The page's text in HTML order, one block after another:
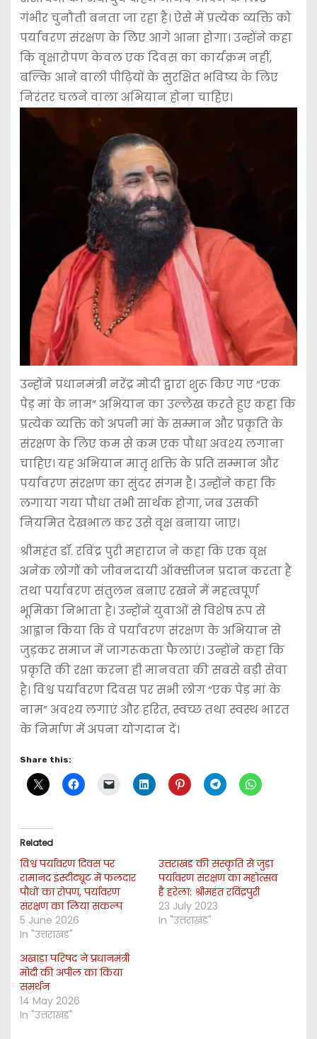
गंभीर चुनौती बनता जा रहा है। ऐसे में प्रत्येक व्यक्ति को
पर्यावरण संरक्षण के लिए आगे आना होगा। उन्होंने कहा
कि वृक्षारोपण केवल एक दिवस का कार्यक्रम नहीं,
बल्कि आने वाली पीढ़ियों के सुरक्षित भविष्य के लिए
निरंतर चलने वाला अभियान होना चाहिए।
उन्होंने प्रधानमंत्री नरेंद्र मोदी द्वारा शुरू किए गए “एक
पेड़ मां के नाम” अभियान का उल्लेख करते हुए कहा कि
प्रत्येक व्यक्ति को अपनी मां के सम्मान और प्रकृति के
संरक्षण के लिए कम से कम एक पौधा अवश्य लगाना
चाहिए। यह अभियान मातृ शक्ति के प्रति सम्मान और
पर्यावरण संरक्षण का सुंदर संगम है। उन्होंने कहा कि
लगाया गया पौधा तभी सार्थक होगा, जब उसकी
नियमित देखभाल कर उसे वृक्ष बनाया जाए।
श्रीमहंत डॉ. रविंद्र पुरी महाराज ने कहा कि एक वृक्ष
अनेक लोगों को जीवनदायी ऑक्सीजन प्रदान करता है
तथा पर्यावरण संतुलन बनाए रखने में महत्वपूर्ण
भूमिका निभाता है। उन्होंने युवाओं से विशेष रूप से
आह्वान किया कि वे पर्यावरण संरक्षण के अभियान से
जुड़कर समाज में जागरूकता फैलाएं। उन्होंने कहा कि
प्रकृति की रक्षा करना ही मानवता की सबसे बड़ी सेवा
है। विश्व पर्यावरण दिवस पर सभी लोग “एक पेड़ मां के
नाम” अवश्य लगाएं और हरित, स्वच्छ तथा स्वस्थ भारत
के निर्माण में अपना योगदान दें।
Share this:
Related
विश्व पर्यावरण दिवस पर
रामानंद इंस्टीट्यूट में फलदार
पौधों का रोपण, पर्यावरण
संरक्षण का लिया संकल्प
5 June 2026
In "उत्तराखंड"
उत्तराखंड की संस्कृति से जुड़ा
पर्यावरण संरक्षण का महोत्सव
है हरेला: श्रीमहंत रविंद्रपुरी
23 July 2023
In "उत्तराखंड"
अखाड़ा परिषद ने प्रधानमंत्री
मोदी की अपील का किया
समर्थन
14 May 2026
In "उत्तराखंड"